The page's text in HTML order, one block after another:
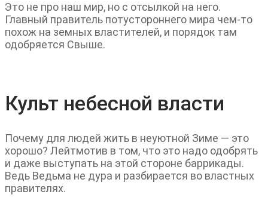
Это не про наш мир, но с отсылкой на него.
Главный правитель потустороннего мира чем-то
похож на земных властителей, и порядок там
одобряется Свыше.
Культ небесной власти
Почему для людей жить в неуютной Зиме — это
хорошо? Лейтмотив в том, что это надо одобрять
и даже выступать на этой стороне баррикады.
Ведь Ведьма не дура и разбирается во властных
правителях.